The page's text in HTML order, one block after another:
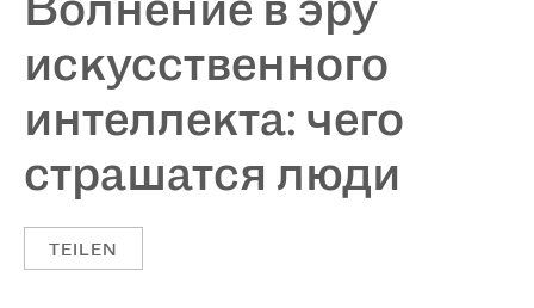
Волнение в эру
искусственного
интеллекта: чего
страшатся люди
TEILEN